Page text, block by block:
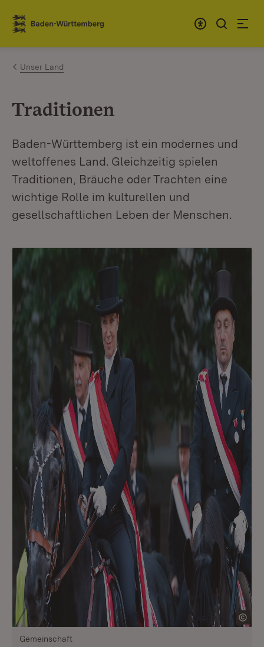
Zum Inhalt springen
Link zur Startseite
Unser Land
Traditionen
Baden-Württemberg ist ein modernes und
weltoffenes Land. Gleichzeitig spielen
Traditionen, Bräuche oder Trachten eine
wichtige Rolle im kulturellen und
gesellschaftlichen Leben der Menschen.
Gemeinschaft